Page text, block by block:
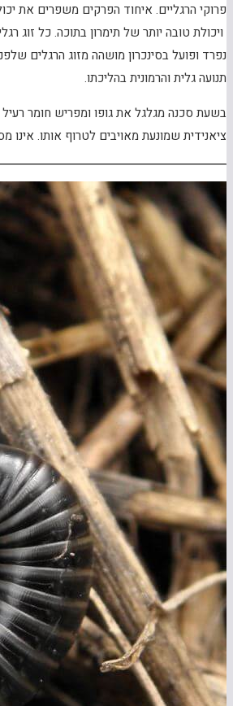
פרוקי הרגליים. איחוד הפרקים משפרים את
ויכולת טובה יותר של תימרון בתוכה. כל זוג
נפרד ופועל בסינכרון מושהה מזוג הרגלים
תנועה גלית והרמונית בהליכתו.
בשעת סכנה מגלגל את גופו ומפריש חומר
ציאנידית שמונעת מאויבים לטרוף אותו. אינו